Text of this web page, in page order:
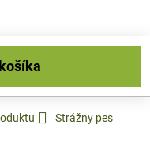
košíka
Strážny pes